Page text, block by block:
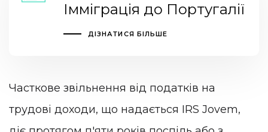
Імміграція до Португалії
ДІЗНАТИСЯ БІЛЬШЕ
Часткове звільнення від податків на
трудові доходи, що надається IRS Jovem,